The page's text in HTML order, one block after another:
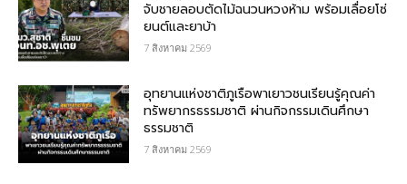
จับชายลอบตัดไม้ฉนวนหวงห้าม พร้อมเลื่อยโซ่
ยนต์และยาบ้า
7 สิงหาคม 2569
อุทยานแห่งชาติภูเรือพาเยาวชนเรียนรู้คุณค่า
ทรัพยากรธรรมชาติ ผ่านกิจกรรมเดินศึกษา
ธรรมชาติ
7 สิงหาคม 2569